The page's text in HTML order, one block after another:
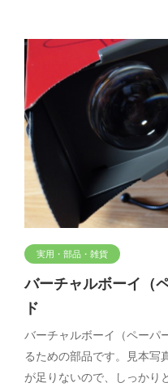
実用・部品・雑貨
バーチャルボーイ（
ド
バーチャルボーイ（ペーパ
るための部品です。見本写
が足りないので、しっかり